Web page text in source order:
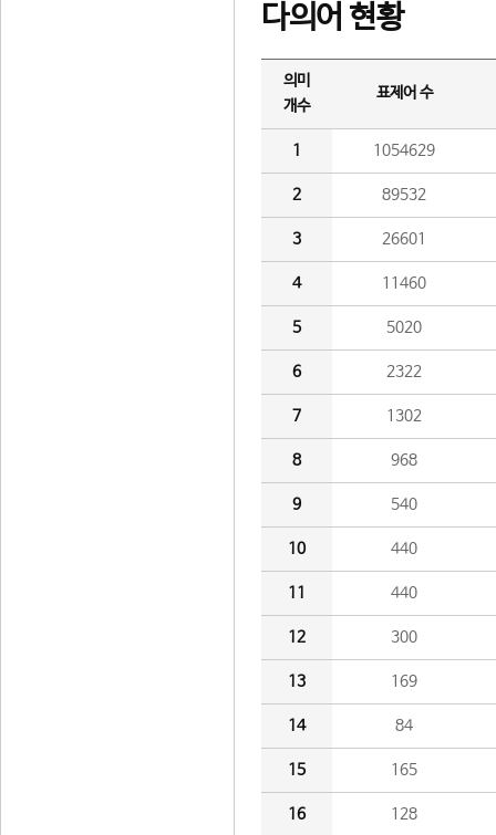
다의어 현황
의미
개수
표제어 수
1 1054629
2 89532
3 26601
4 11460
5 5020
6 2322
7 1302
8 968
9 540
10 440
11 440
12 300
13 169
14 84
15 165
16 128